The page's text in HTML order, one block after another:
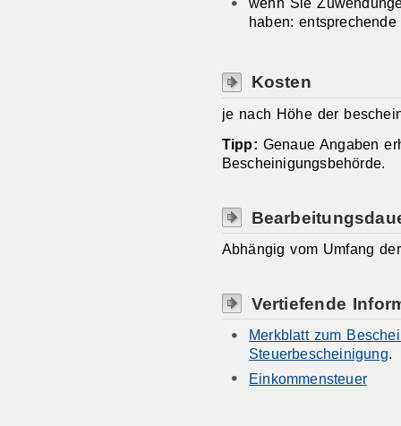
haben:
Kosten
je nach Höhe der
Tipp: Genaue Angaben
Bescheinigungsbehörde.
Abhängig vom Umfang
Vertiefende
Merkblatt zum
Steuerbescheinigung.
Einkommensteuer